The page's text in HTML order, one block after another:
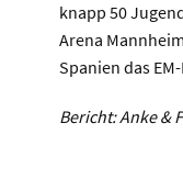
knapp 50
Arena
Spanien das
Bericht: Anke &